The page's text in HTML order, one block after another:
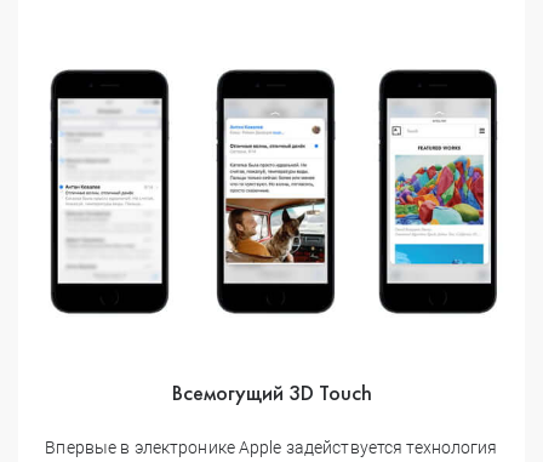
Всемогущий 3D Touch
Впервые в электронике Apple задействуется технология